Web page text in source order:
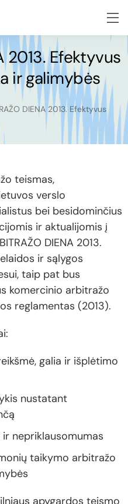
2013. Efektyvus
ir galimybės
DIENA 2013. Efektyvus
teismas,
verslo
bei besidominčius
ir aktualijomis į
DIENA 2013.
ir sąlygos
taip pat bus
komercinio arbitražo
reglamentas (2013).
galia ir išplėtimo
nustatant
nepriklausomumas
taikymo arbitražo
apygardos teismo